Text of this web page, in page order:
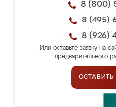
8 (800)
8 (495)
8 (926)
Или оставьте заявку на
предварительного
ОСТАВИТЬ